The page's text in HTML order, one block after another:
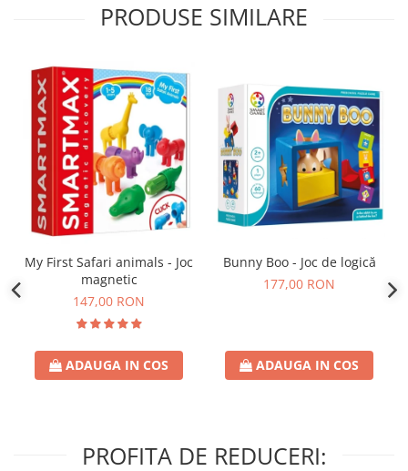
PRODUSE SIMILARE
My First Safari animals - Joc
magnetic
147,00 RON
ADAUGA IN COS
Bunny Boo - Joc de logică
177,00 RON
ADAUGA IN COS
PROFITA DE REDUCERI: